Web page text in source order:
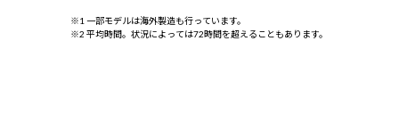
※1 一部モデルは海外製造も行っています。
※2 平均時間。状況によっては72時間を超えることもあります。